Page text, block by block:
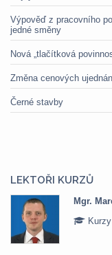
Výpověď z pracovního
jedné směny
Nová „tlačítková
Změna cenových
Černé stavby
LEKTOŘI KURZŮ
Mgr.